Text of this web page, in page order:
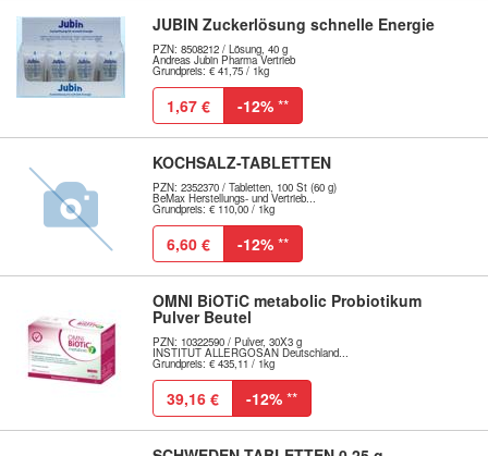
JUBIN Zuckerlösung schnelle Energie
PZN: 8508212 / Lösung, 40 g
Andreas Jubin Pharma Vertrieb
Grundpreis: € 41,75 / 1kg
1,67 € -12% **
KOCHSALZ-TABLETTEN
PZN: 2352370 / Tabletten, 100 St (60 g)
BeMax Herstellungs- und Vertrieb...
Grundpreis: € 110,00 / 1kg
6,60 € -12% **
OMNI BiOTiC metabolic Probiotikum
Pulver Beutel
PZN: 10322590 / Pulver, 30X3 g
INSTITUT ALLERGOSAN Deutschland...
Grundpreis: € 435,11 / 1kg
39,16 € -12% **